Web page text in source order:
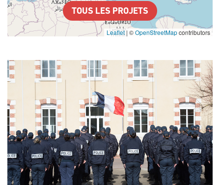
Leaflet | ©OpenStreetMapcontributors
TOUS LES PROJETS